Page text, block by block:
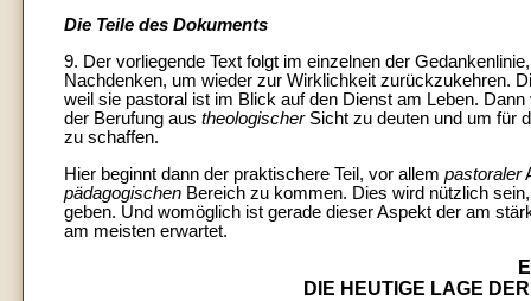
Die Teile des Dokuments
9. Der vorliegende Text folgt im einzelnen der
Nachdenken, um wieder zur Wirklichkeit zurückzukehren.
weil sie pastoral ist im Blick auf den Dienst am Leben.
der Berufung aus theologischer Sicht zu deuten und um für
zu schaffen.
Hier beginnt dann der praktischere Teil, vor allem pastoraler
pädagogischen Bereich zu kommen. Dies wird nützlich
geben. Und womöglich ist gerade dieser Aspekt der am
am meisten erwartet.
DIE HEUTIGE LAGE